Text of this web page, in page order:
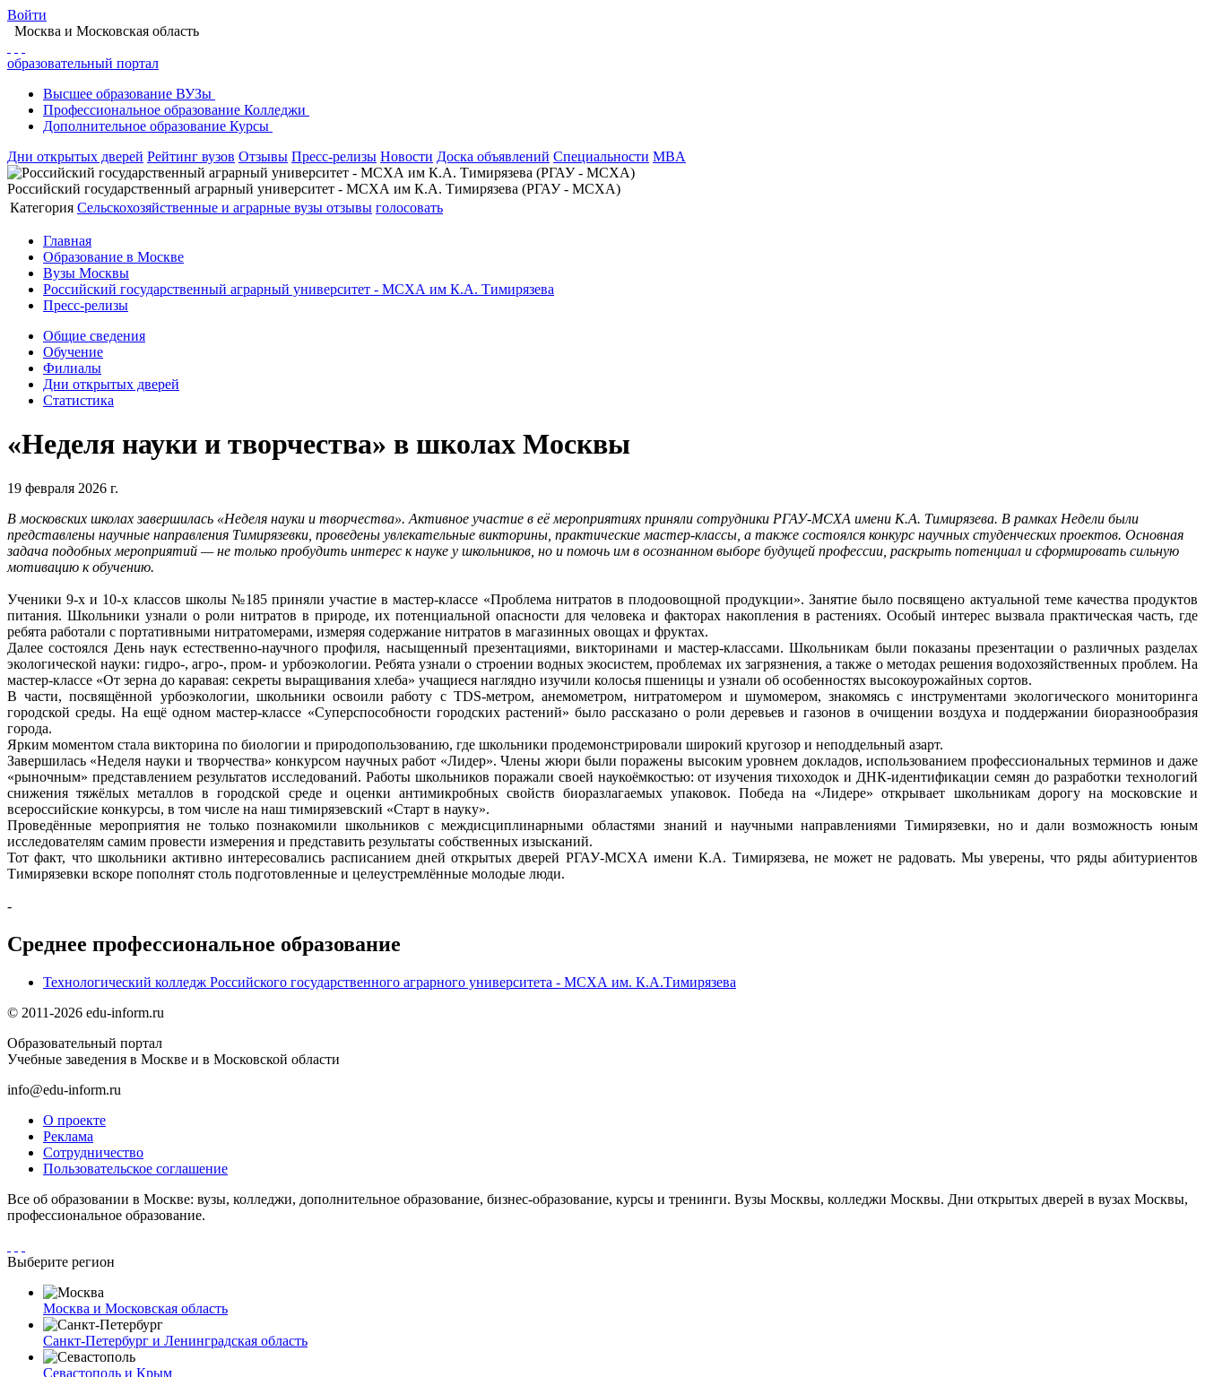
Войти
Москва и Московская область
образовательный портал
Высшее образование ВУЗы
Профессиональное образование Колледжи
Дополнительное образование Курсы
Дни открытых дверей Рейтинг вузов Отзывы Пресс-релизы Новости Доска объявлений Специальности MBA
Российский государственный аграрный университет - МСХА им К.А. Тимирязева (РГАУ - МСХА)
Категория Сельскохозяйственные и аграрные вузы отзывы голосовать
Главная
Образование в Москве
Вузы Москвы
Российский государственный аграрный университет - МСХА им К.А. Тимирязева
Пресс-релизы
Общие сведения
Обучение
Филиалы
Дни открытых дверей
Статистика
«Неделя науки и творчества» в школах Москвы
19 февраля 2026 г.
В московских школах завершилась «Неделя науки и творчества». Активное участие в её мероприятиях приняли сотрудники РГАУ-МСХА имени К.А. Тимирязева. В рамках Недели были
представлены научные направления Тимирязевки, проведены увлекательные викторины, практические мастер-классы, а также состоялся конкурс научных студенческих проектов. Основная
задача подобных мероприятий — не только пробудить интерес к науке у школьников, но и помочь им в осознанном выборе будущей профессии, раскрыть потенциал и сформировать сильную
мотивацию к обучению.
Ученики 9-х и 10-х классов школы №185 приняли участие в мастер-классе «Проблема нитратов в плодоовощной продукции». Занятие было посвящено актуальной теме качества продуктов
питания. Школьники узнали о роли нитратов в природе, их потенциальной опасности для человека и факторах накопления в растениях. Особый интерес вызвала практическая часть, где
ребята работали с портативными нитратомерами, измеряя содержание нитратов в магазинных овощах и фруктах.
Далее состоялся День наук естественно-научного профиля, насыщенный презентациями, викторинами и мастер-классами. Школьникам были показаны презентации о различных разделах
экологической науки: гидро-, агро-, пром- и урбоэкологии. Ребята узнали о строении водных экосистем, проблемах их загрязнения, а также о методах решения водохозяйственных проблем. На
мастер-классе «От зерна до каравая: секреты выращивания хлеба» учащиеся наглядно изучили колосья пшеницы и узнали об особенностях высокоурожайных сортов.
В части, посвящённой урбоэкологии, школьники освоили работу с TDS-метром, анемометром, нитратомером и шумомером, знакомясь с инструментами экологического мониторинга
городской среды. На ещё одном мастер-классе «Суперспособности городских растений» было рассказано о роли деревьев и газонов в очищении воздуха и поддержании биоразнообразия
города.
Ярким моментом стала викторина по биологии и природопользованию, где школьники продемонстрировали широкий кругозор и неподдельный азарт.
Завершилась «Неделя науки и творчества» конкурсом научных работ «Лидер». Члены жюри были поражены высоким уровнем докладов, использованием профессиональных терминов и даже
«рыночным» представлением результатов исследований. Работы школьников поражали своей наукоёмкостью: от изучения тихоходок и ДНК-идентификации семян до разработки технологий
снижения тяжёлых металлов в городской среде и оценки антимикробных свойств биоразлагаемых упаковок. Победа на «Лидере» открывает школьникам дорогу на московские и
всероссийские конкурсы, в том числе на наш тимирязевский «Старт в науку».
Проведённые мероприятия не только познакомили школьников с междисциплинарными областями знаний и научными направлениями Тимирязевки, но и дали возможность юным
исследователям самим провести измерения и представить результаты собственных изысканий.
Тот факт, что школьники активно интересовались расписанием дней открытых дверей РГАУ-МСХА имени К.А. Тимирязева, не может не радовать. Мы уверены, что ряды абитуриентов
Тимирязевки вскоре пополнят столь подготовленные и целеустремлённые молодые люди.
-
Среднее профессиональное образование
Технологический колледж Российского государственного аграрного университета - МСХА им. К.А.Тимирязева
© 2011-2026 edu-inform.ru
Образовательный портал
Учебные заведения в Москве и в Московской области
info@edu-inform.ru
О проекте
Реклама
Сотрудничество
Пользовательское соглашение
Все об образовании в Москве: вузы, колледжи, дополнительное образование, бизнес-образование, курсы и тренинги. Вузы Москвы, колледжи Москвы. Дни открытых дверей в вузах Москвы,
профессиональное образование.
Выберите регион
Москва и Московская область
Санкт-Петербург и Ленинградская область
Севастополь и Крым